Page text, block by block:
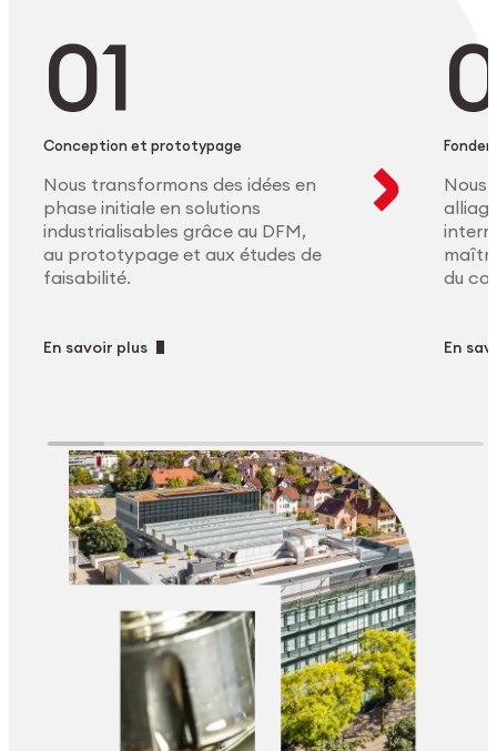
Conception et prototypage
Nous transformons des idées en
phase initiale en solutions
industrialisables grâce au DFM,
au prototypage et aux études de
faisabilité.
En savoir plus
Nous
du
En